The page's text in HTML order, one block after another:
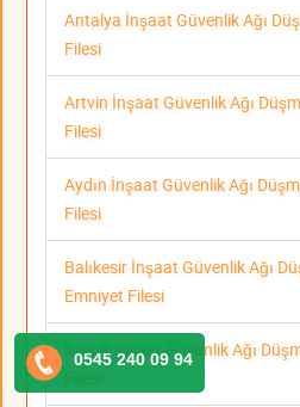
Antalya İnşaat Güvenlik Ağı
Filesi
Artvin İnşaat Güvenlik Ağı
Filesi
Aydın İnşaat Güvenlik Ağı
Filesi
Balıkesir İnşaat Güvenlik Ağı
Emniyet Filesi
Bilecik İnşaat Güvenlik Ağı
0545 240 09 94